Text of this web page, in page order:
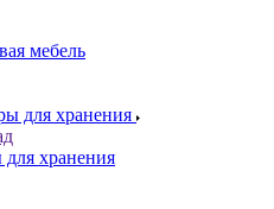
мебель
для хранения
для хранения